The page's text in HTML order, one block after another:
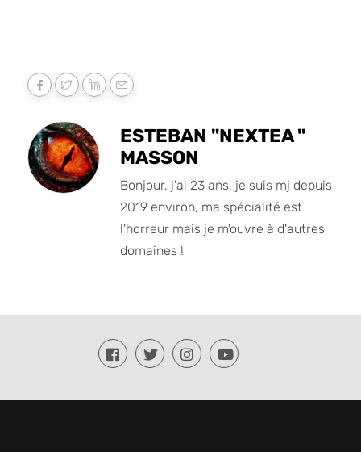
ESTEBAN "NEXTEA "
MASSON
Bonjour, j'ai 23 ans, je suis mj depuis
2019 environ, ma spécialité est
l'horreur mais je m'ouvre à d'autres
domaines !